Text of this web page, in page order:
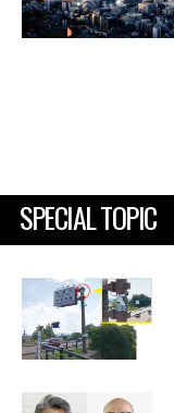
SPECIAL TOPIC